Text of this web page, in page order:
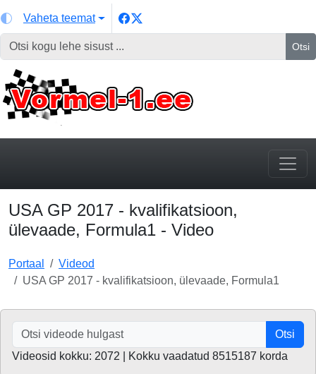
Vaheta teemat
Otsi
USA GP 2017 - kvalifikatsioon,
ülevaade, Formula1 - Video
Portaal
Videod
USA GP 2017 - kvalifikatsioon, ülevaade, Formula1
Otsi
Videosid kokku: 2072 | Kokku vaadatud 8515187 korda